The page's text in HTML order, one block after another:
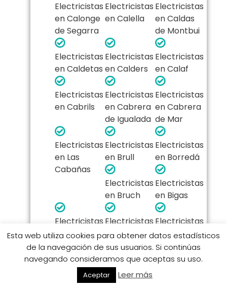
Electricistas
en Calonge
de Segarra
Electricistas
en Calella
Electricistas
en Caldas
de Montbui
Electricistas
en Caldetas
Electricistas
en Calders
Electricistas
en Calaf
Electricistas
en Cabrils
Electricistas
en Cabrera
de Igualada
Electricistas
en Cabrera
de Mar
Electricistas
en Las
Cabañas
Electricistas
en Brull
Electricistas
en Borredá
Electricistas
en Bruch
Electricistas
en Bigas
Electricistas
en Berga
Electricistas
en Bellprat
Electricistas
en Begas
Electricistas
Barcelona
Electricistas
en Barberá
del Vallés
Electricistas
Esta web utiliza cookies para obtener datos estadísticos
de la navegación de sus usuarios. Si continúas
navegando consideramos que aceptas su uso.
Aceptar Leer más